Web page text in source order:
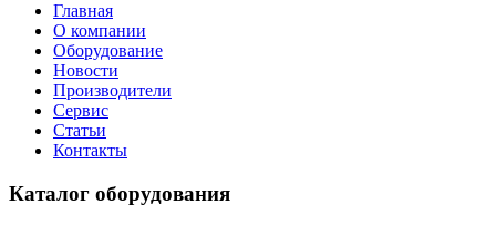
Главная
О компании
Оборудование
Новости
Производители
Сервис
Статьи
Контакты
Каталог оборудования